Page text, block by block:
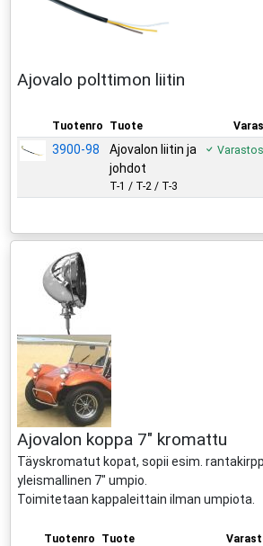
Ajovalo polttimon liitin
Tuotenro Tuote
3900-98
Ajovalon liitin ja
johdot
T-1 / T-2 / T-3
Ajovalon koppa 7" kromattu
Täyskromatut kopat, sopii esim.
yleismallinen 7" umpio.
Toimitetaan kappaleittain ilman umpiota.
Tuotenro Tuote